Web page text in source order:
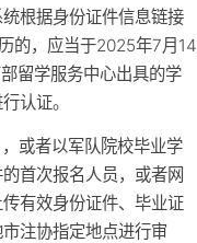
根据身份证件信息链接
的，应当于2025年7月14
留学服务中心出具的学
认证。
或者以军队院校毕业学
首次报名人员，或者网
有效身份证件、毕业证
注协指定地点进行审